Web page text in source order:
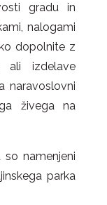
gradu in
nalogami
dopolnite z
ali izdelave
naravoslovni
živega na
so namenjeni
parka